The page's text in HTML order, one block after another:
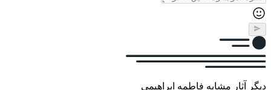
دیگر آثار مشابه فاطمه ابراهیمی